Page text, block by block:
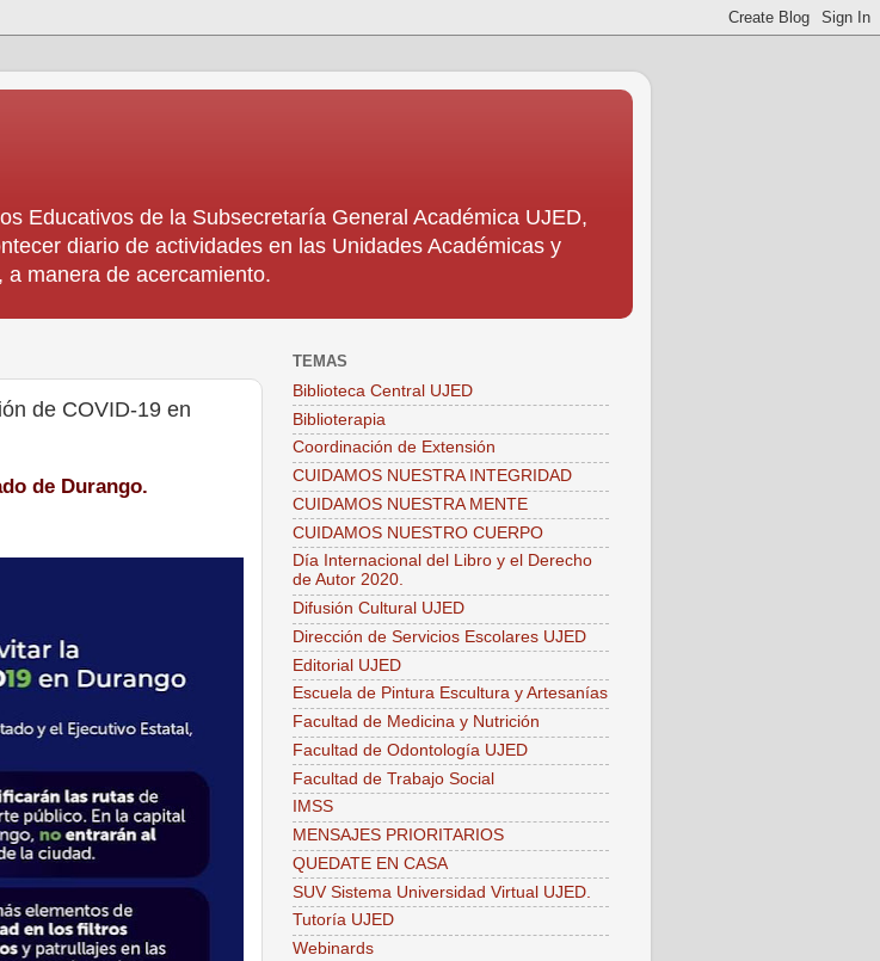
Educativos de la Subsecretaría General Académica UJED,
diario de actividades en las Unidades Académicas y
manera de acercamiento.
de COVID-19 en
de Durango.
TEMAS
Biblioteca Central UJED
Biblioterapia
Coordinación de Extensión
CUIDAMOS NUESTRA INTEGRIDAD
CUIDAMOS NUESTRA MENTE
CUIDAMOS NUESTRO CUERPO
Día Internacional del Libro y el Derecho
de Autor 2020.
Difusión Cultural UJED
Dirección de Servicios Escolares UJED
Editorial UJED
Escuela de Pintura Escultura y Artesanías
Facultad de Medicina y Nutrición
Facultad de Odontología UJED
Facultad de Trabajo Social
IMSS
MENSAJES PRIORITARIOS
QUEDATE EN CASA
SUV Sistema Universidad Virtual UJED.
Tutoría UJED
Webinards